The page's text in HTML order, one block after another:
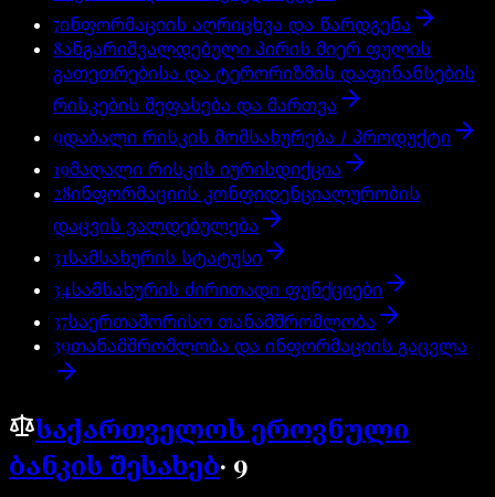
7ინფორმაციის აღრიცხვა და წარდგენა
8ანგარიშვალდებული პირის მიერ ფულის
გათეთრებისა და ტერორიზმის დაფინანსების
რისკების შეფასება და მართვა
9დაბალი რისკის მომსახურება / პროდუქტი
19მაღალი რისკის იურისდიქცია
28ინფორმაციის კონფიდენციალურობის
დაცვის ვალდებულება
31სამსახურის სტატუსი
34სამსახურის ძირითადი ფუნქციები
37საერთაშორისო თანამშრომლობა
39თანამშრომლობა და ინფორმაციის გაცვლა
საქართველოს ეროვნული
ბანკის შესახებ· 9